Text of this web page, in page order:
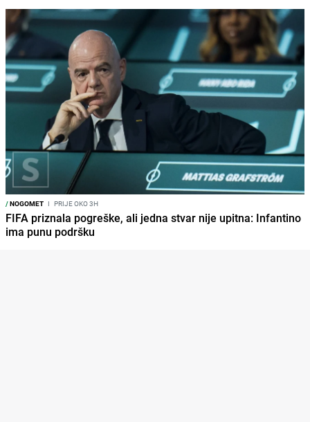
/NOGOMET I PRIJE OKO 3H
FIFA priznala pogreške, ali jedna stvar nije upitna: Infantino
ima punu podršku